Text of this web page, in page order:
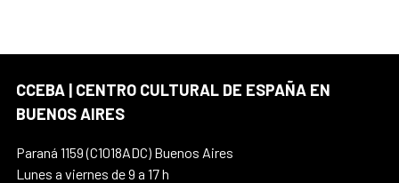
CCEBA | CENTRO CULTURAL DE ESPAÑA EN
BUENOS AIRES
Paraná 1159 (C1018ADC) Buenos Aires
Lunes a viernes de 9 a 17 h